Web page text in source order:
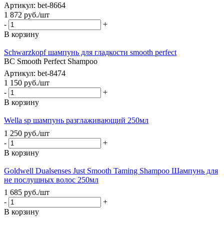
Артикул: bet-8664
1 872 руб./шт
-
+
В корзину
Schwarzkopf шампунь для гладкости smooth perfect
BC Smooth Perfect Shampoo
Артикул: bet-8474
1 150 руб./шт
-
+
В корзину
Wella sp шампунь разглаживающий 250мл
1 250 руб./шт
-
+
В корзину
Goldwell Dualsenses Just Smooth Taming Shampoo Шампунь для
не послушных волос 250мл
1 685 руб./шт
-
+
В корзину